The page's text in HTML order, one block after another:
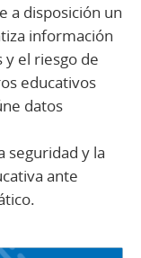
a disposición un
información
y el riesgo de
educativos
datos
seguridad y la
ante